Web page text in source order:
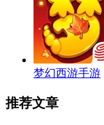
梦幻西游手游
推荐文章